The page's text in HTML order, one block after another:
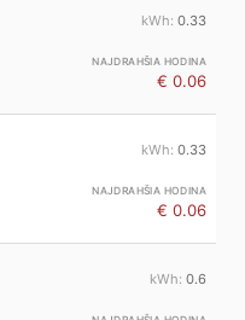
0.33
€ 0.06
0.33
€ 0.06
0.6